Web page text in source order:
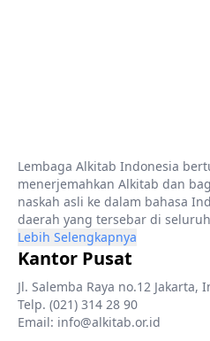
Lembaga Alkitab Indonesia
menerjemahkan Alkitab dan
naskah asli ke dalam bahasa
daerah yang tersebar di
Lebih Selengkapnya
Kantor Pusat
Jl. Salemba Raya no.12 Jakarta,
Telp. (021) 314 28 90
Email: info@alkitab.or.id